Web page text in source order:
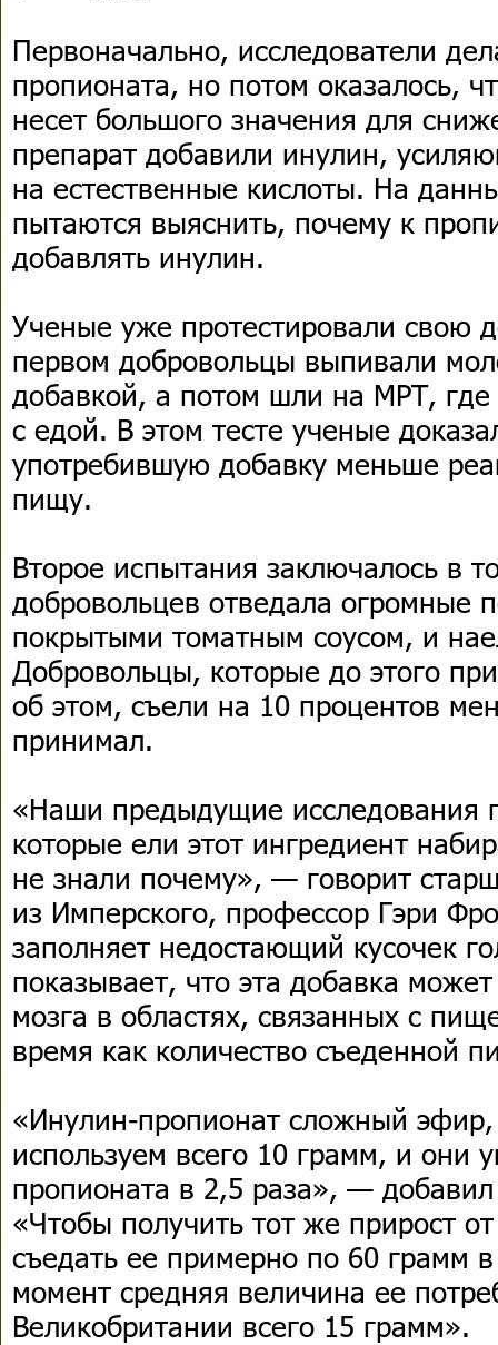
Первоначально, исследователи
пропионата, но потом оказалось,
несет большого значения для
препарат добавили инулин,
на естественные кислоты. На
пытаются выяснить, почему к
добавлять инулин.
Ученые уже протестировали свою
первом добровольцы выпивали
добавкой, а потом шли на МРТ,
с едой. В этом тесте ученые
употребившую добавку меньше
пищу.
Второе испытания заключалось в
добровольцев отведала огромные
покрытыми томатным соусом, и
Добровольцы, которые до этого
об этом, съели на 10 процентов
принимал.
«Наши предыдущие исследования
которые ели этот ингредиент
не знали почему», — говорит
из Имперского, профессор Гэри
заполняет недостающий кусочек
показывает, что эта добавка
мозга в областях, связанных с
время как количество съеденной
«Инулин-пропионат сложный
используем всего 10 грамм, и они
пропионата в 2,5 раза», —
«Чтобы получить тот же прирост
съедать ее примерно по 60 грамм
момент средняя величина ее
Великобритании всего 15 грамм».